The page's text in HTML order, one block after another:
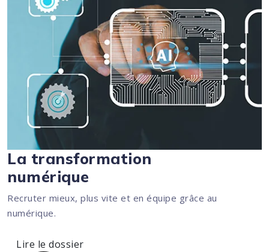
La transformation
numérique
Recruter mieux, plus vite et en équipe grâce au
numérique.
Lire le dossier